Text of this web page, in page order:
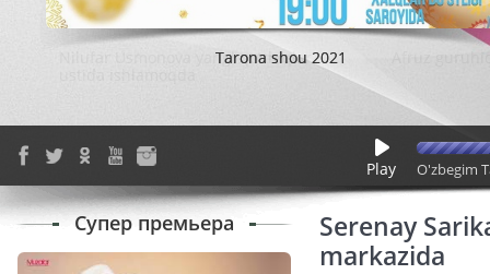
Tarona shou 2021
Play O'zbegim
Serenay
markazida
Супер премьера